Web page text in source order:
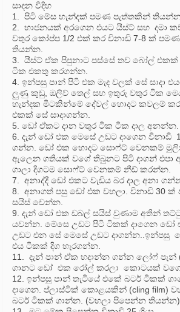
සාදන විදිහ
1. පිටි මේස හැන්දක් පමණ පැත්තකින්
2. භාජනයක් අරගෙන එයට යීස්ට් සහ දමා
වතුර කෝප්ප 1/2 එක්‌ කර විනාඩි 7-8 ක්‌
තියන්න.
3. යීස්ට් ඒක පිපුනාට පස්සේ තව බෝල්
ටික එකතු කරගන්න.
4. ඉන්පසු පාන් පිටි එක මැද වලක් සේ සාදා
ලුණු කුඩු, ඔලිව් තෙල් සහ ඉතුරු වතුර ටික
හැන්දක මිටකින්මේ දේවල් හොදට කවලම්
එකක් සේ සාදාගන්න.
5. ඩෝ ඒකට දාන වතුර ටික ටික දාල අනන්න.
6. දැන් ඩෝ එක මෙසේ උඩට දාගෙන විනාඩි
ගන්න. ඩෝ එක හොදට සොෆ්ට් වෙනකම්
ඇලෙන ගතියක් වගේ තිබුනට පිටි දාගන් එපා
ගාලා දිගටම සොෆ්ට් වෙනකම් නීඩ් කරන්න.
7. අනාද්දී ඩෝ එකට වැඩිය බර දාල අනා
8. අනාගත් පසු ඩෝ එක වහලා. විනාඩි 30
සයිස් වෙන්න.
9. දැන් ඩෝ එක ඩබල් සයිස් වුණාම අතින්
යවන්න. මේසෙ උඩට පිටි ටිකක් දාගෙන ඩෝ
උඩට එන සේ මෙසේ උඩට
එය ටිකක් දිග හැරගන්න.
11. දැන් පාන් ඒක හදාන්න ගන්න ලෝෆ් පැන්
ගානට ඩෝ එක රෝල් කරලා කොටයක් වගේ
12. ඉන්පසු පාන් තැටියේ එකේ බටර් ටිකක්
දාගෙන. ප්ලාස්ටික් කොළයකින් (cling film)
බටර් ටිකක් ගාන්න. (වහලා පිපෙන්න